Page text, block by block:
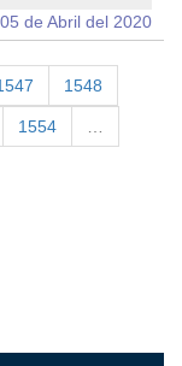
de Abril del 2020
1548
1554